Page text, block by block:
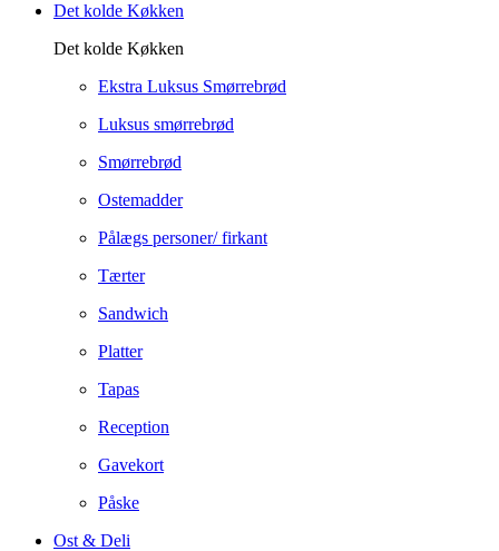
Det kolde Køkken
Det kolde Køkken
Ekstra Luksus Smørrebrød
Luksus smørrebrød
Smørrebrød
Ostemadder
Pålægs personer/ firkant
Tærter
Sandwich
Platter
Tapas
Reception
Gavekort
Påske
Ost & Deli